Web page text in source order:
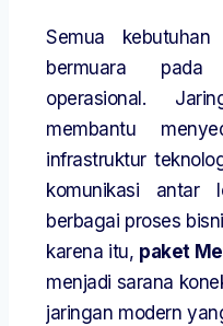
Semua
bermuara pada
operasional.
membantu
infrastruktur
komunikasi antar
berbagai proses
karena itu, paket
menjadi sarana
jaringan modern